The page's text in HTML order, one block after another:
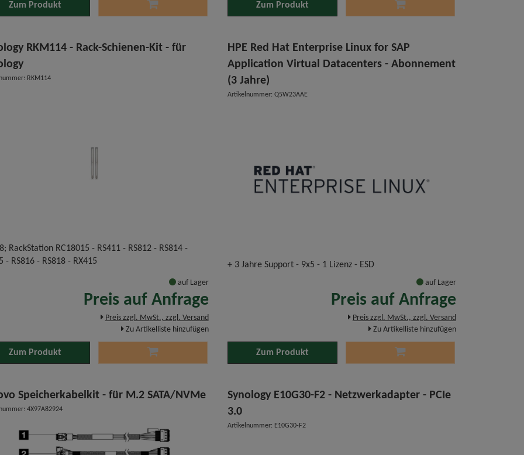
Zum Produkt Zum Produkt
RKM114 - Rack-Schienen-Kit - für
RKM114
RackStation RC18015 - RS411 - RS812 - RS814 -
- RS816 - RS818 - RX415
auf Lager
Preis auf Anfrage
Preis zzgl. MwSt., zzgl. Versand
Zu Artikelliste hinzufügen
Zum Produkt
HPE Red Hat Enterprise Linux for SAP
Application Virtual Datacenters - Abonnement
(3 Jahre)
Artikelnummer: Q5W23AAE
+ 3 Jahre Support - 9x5 - 1 Lizenz - ESD
auf Lager
Preis auf Anfrage
Preis zzgl. MwSt., zzgl. Versand
Zu Artikelliste hinzufügen
Zum Produkt
Speicherkabelkit - für M.2 SATA/NVMe
4X97A82924
Synology E10G30-F2 - Netzwerkadapter - PCIe
3.0
Artikelnummer: E10G30-F2